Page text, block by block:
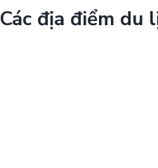
Các địa điểm du